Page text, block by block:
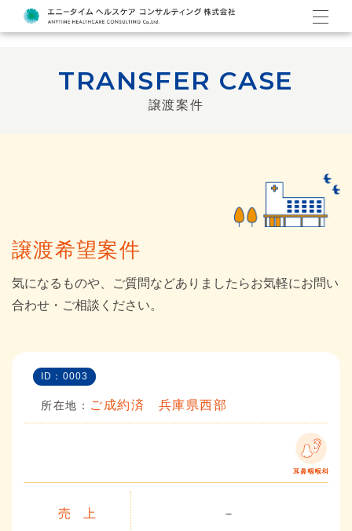
TRANSFER CASE
譲渡案件
譲渡希望案件
気になるものや、ご質問などありましたらお気軽にお問い
合わせ・ご相談ください。
ID：0003
所在地： ご成約済 兵庫県西部
売 上 －